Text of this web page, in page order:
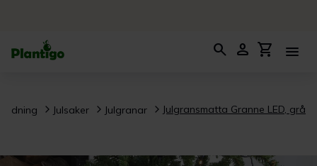
search person shopping_cart menu
Julsaker Julgranar Julgransmatta Granne LED, grå